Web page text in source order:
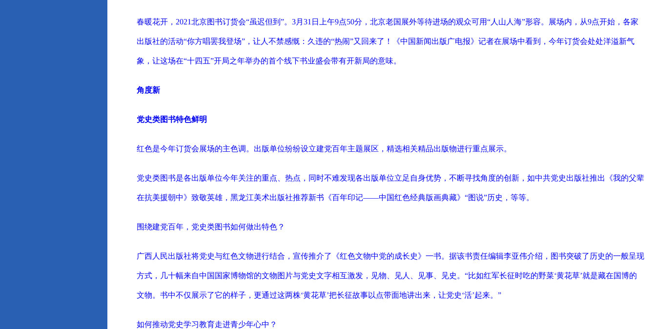
春暖花开，2021北京图书订货会“虽迟但到”。3月31日上午9点50分，北京老国展外等待进场的观众可用“人山人海”形容。展场内，从9点开始，各家
出版社的活动“你方唱罢我登场”，让人不禁感慨：久违的“热闹”又回来了！《中国新闻出版广电报》记者在展场中看到，今年订货会处处洋溢新气
象，让这场在“十四五”开局之年举办的首个线下书业盛会带有开新局的意味。
角度新
党史类图书特色鲜明
红色是今年订货会展场的主色调。出版单位纷纷设立建党百年主题展区，精选相关精品出版物进行重点展示。
党史类图书是各出版单位今年关注的重点、热点，同时不难发现各出版单位立足自身优势，不断寻找角度的创新，如中共党史出版社推出《我的父辈
在抗美援朝中》致敬英雄，黑龙江美术出版社推荐新书《百年印记——中国红色经典版画典藏》“图说”历史，等等。
围绕建党百年，党史类图书如何做出特色？
广西人民出版社将党史与红色文物进行结合，宣传推介了《红色文物中党的成长史》一书。据该书责任编辑李亚伟介绍，图书突破了历史的一般呈现
方式，几十幅来自中国国家博物馆的文物图片与党史文字相互激发，见物、见人、见事、见史。“比如红军长征时吃的野菜‘黄花草’就是藏在国博的
文物。书中不仅展示了它的样子，更通过这两株‘黄花草’把长征故事以点带面地讲出来，让党史‘活’起来。”
如何推动党史学习教育走进青少年心中？